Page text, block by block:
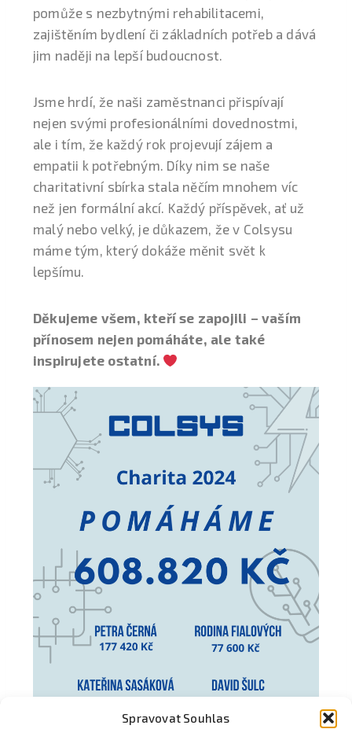
Spravovat Souhlas
pomůže s nezbytnými rehabilitacemi,
zajištěním bydlení či základních potřeb a dává
jim naději na lepší budoucnost.
Jsme hrdí, že naši zaměstnanci přispívají
nejen svými profesionálními dovednostmi,
ale i tím, že každý rok projevují zájem a
empatii k potřebným. Díky nim se naše
charitativní sbírka stala něčím mnohem víc
než jen formální akcí. Každý příspěvek, ať už
malý nebo velký, je důkazem, že v Colsysu
máme tým, který dokáže měnit svět k
lepšímu.
Děkujeme všem, kteří se zapojili – vaším
přínosem nejen pomáháte, ale také
inspirujete ostatní.